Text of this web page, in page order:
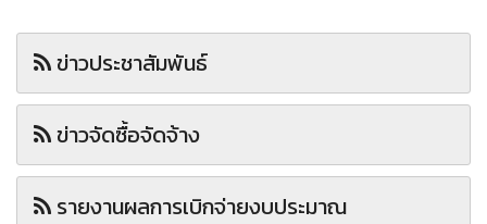
ข่าวประชาสัมพันธ์
ข่าวจัดซื้อจัดจ้าง
รายงานผลการเบิกจ่ายงบประมาณ